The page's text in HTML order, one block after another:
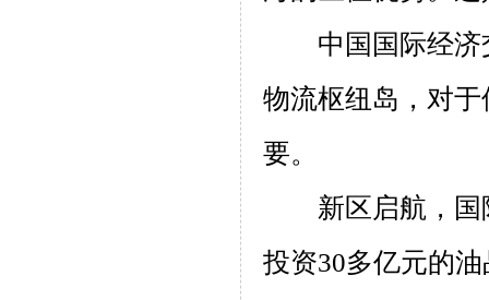
中国国际经
物流枢纽岛，对
要。
新区启航，
投资30多亿元的